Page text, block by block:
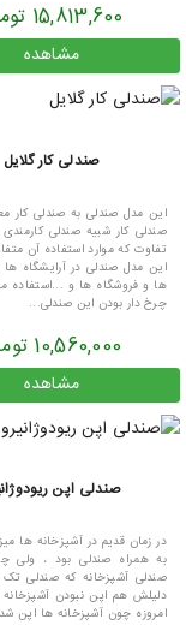
15,813,600 تومان
مشاهده
صندلی کار گلایل
این مدل صندلی به صندلی کار
صندلی کار شبیه صندلی
تفاوت که موارد استفاده آن
این مدل صندلی در آرایشگاه ها
ها و فروشگاه ها و
چرخ دار بودن این صندلی...
10,560,000 تومان
مشاهده
صندلی اپن
در زمان قدیم در آشپزخانه ها
به همراه صندلی بود ، ولی
صندلی آشپزخانه که صندلی تک
دلیلش هم اپن نبودن آشپزخانه
امروزه چون آشپزخانه ها اپن